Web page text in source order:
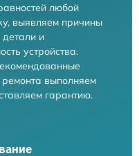
любой
выявляем причины
и
устройства.
ремонта выполняем
гарантию.